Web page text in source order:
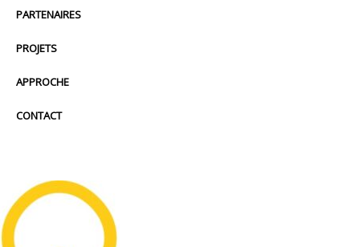
PARTENAIRES
PROJETS
APPROCHE
CONTACT